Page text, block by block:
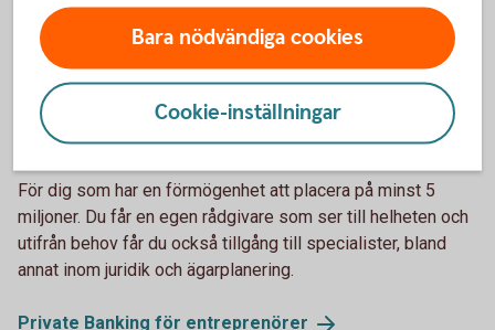
Du kanske också är intresserad av
Private Banking för entreprenörer
För dig som har en förmögenhet att placera på minst 5
miljoner. Du får en egen rådgivare som ser till helheten och
utifrån behov får du också tillgång till specialister, bland
annat inom juridik och ägarplanering.
Private Banking för entreprenörer
Bara nödvändiga cookies
Cookie-inställningar